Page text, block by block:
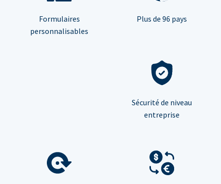
Formulaires
personnalisables
Plus de 96 pays
Sécurité de niveau
entreprise